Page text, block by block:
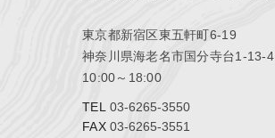
東京都新宿区東五軒町6-19
神奈川県海老名市国分寺台1-13-4
10:00～18:00
TEL 03-6265-3550
FAX 03-6265-3551